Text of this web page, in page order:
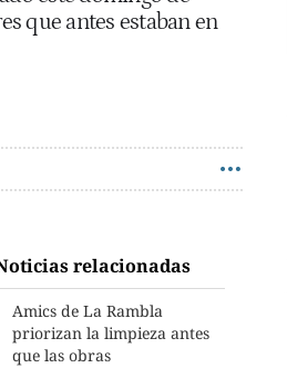
que antes estaban en
relacionadas
Amics de La Rambla
priorizan la limpieza antes
que las obras